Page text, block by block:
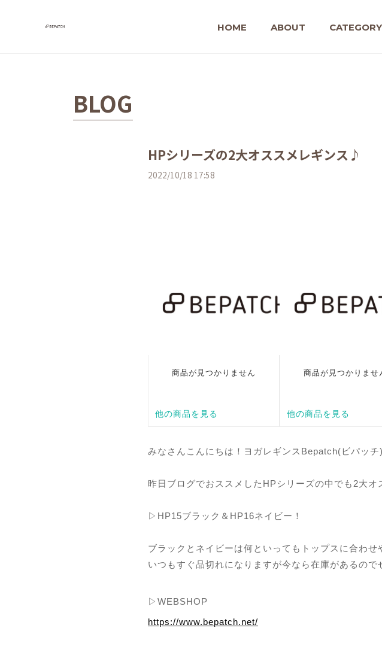
HOME ABOUT CATEGORY
BLOG
HPシリーズの2大オススメレギンス♪
2022/10/18 17:58
みなさんこんにちは！ヨガレギンスBepatch(ビパッチ)
昨日ブログでおススメしたHPシリーズの中でも2大オ
▷HP15ブラック＆HP16ネイビー！
ブラックとネイビーは何といってもトップスに合わせ
いつもすぐ品切れになりますが今なら在庫があるの
▷WEBSHOP
https://www.bepatch.net/